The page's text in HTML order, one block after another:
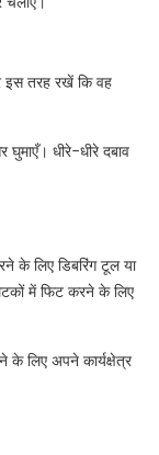
इस तरह रखें कि वह
धीरे-धीरे दबाव
के लिए डिबरिंग टूल या
में फिट करने के लिए
के लिए अपने कार्यक्षेत्र